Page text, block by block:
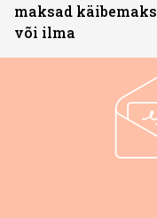
maksad
või ilma